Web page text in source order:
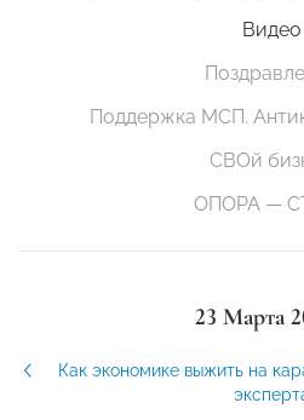
Видео
Поддержка МСП.
СВОй
ОПОРА —
23 Марта
Как экономике выжить на